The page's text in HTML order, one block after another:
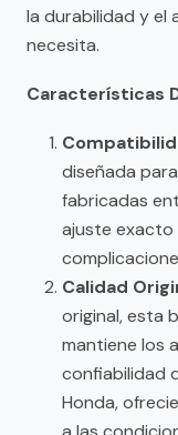
la durabilidad y
necesita.
Características
diseñada
fabricadas
ajuste exacto
Calidad
original, esta
mantiene los
confiabilidad
Honda,